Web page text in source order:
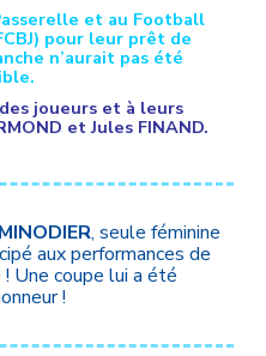
et au Football
pour leur prêt de
n’aurait pas été
joueurs et à leurs
et Jules FINAND.
, seule féminine
aux performances de
Une coupe lui a été
!